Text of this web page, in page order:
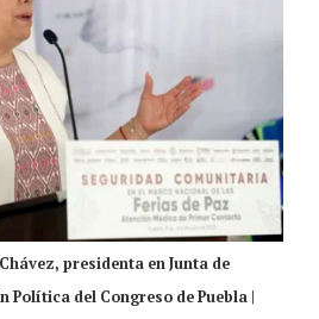
presidenta en Junta de
Política del Congreso de Puebla |